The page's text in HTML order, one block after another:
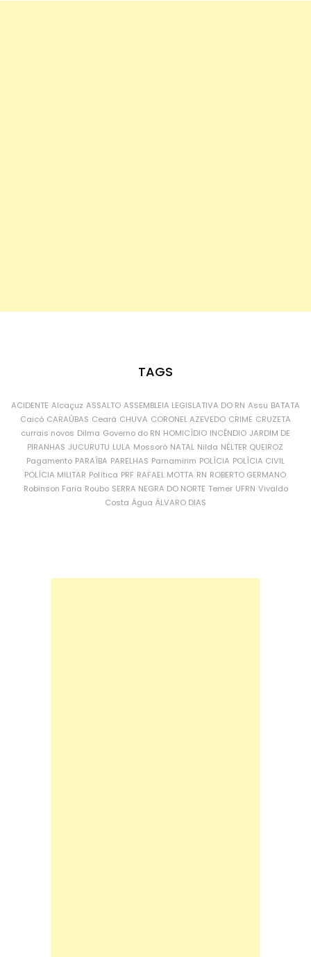
TAGS
ACIDENTE Alcaçuz ASSALTO ASSEMBLEIA LEGISLATIVA DO RN Assu BATATA
Caicó CARAÚBAS Ceará CHUVA CORONEL AZEVEDO CRIME CRUZETA
currais novos Dilma Governo do RN HOMICÍDIO INCÊNDIO JARDIM DE
PIRANHAS JUCURUTU LULA Mossoró NATAL Nilda NÉLTER QUEIROZ
Pagamento PARAÍBA PARELHAS Parnamirim POLÍCIA POLÍCIA CIVIL
POLÍCIA MILITAR Política PRF RAFAEL MOTTA RN ROBERTO GERMANO
Robinson Faria Roubo SERRA NEGRA DO NORTE Temer UFRN Vivaldo
Costa Água ÁLVARO DIAS